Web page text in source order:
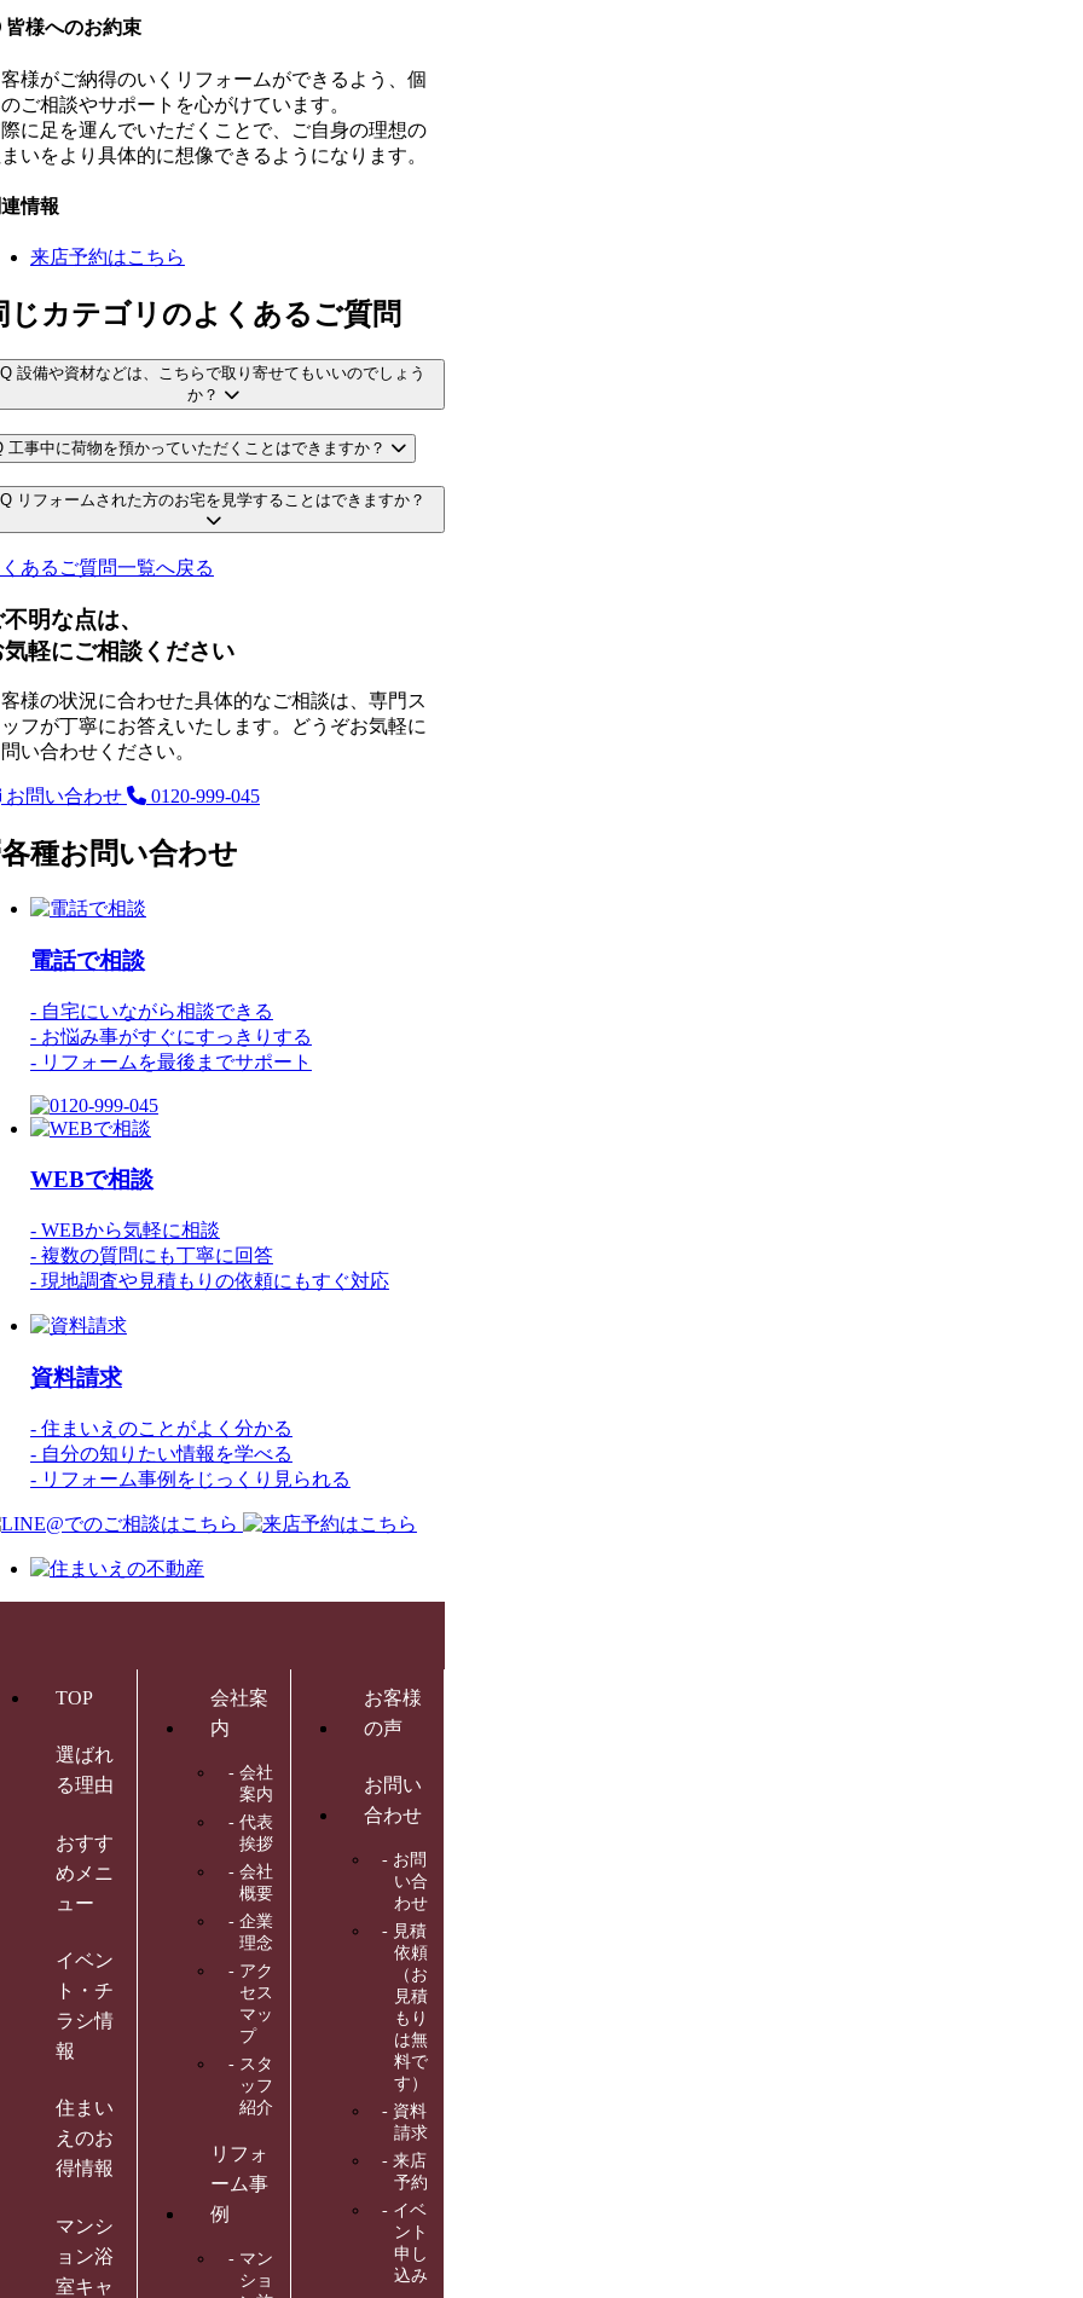
皆様へのお約束
様がご納得のいくリフォームができるよう、個
ご相談やサポートを心がけています。
に足を運んでいただくことで、ご自身の理想の
いをより具体的に想像できるようになります。
情報
来店予約はこちら
じカテゴリのよくあるご質問
Q 設備や資材などは、こちらで取り寄せてもいいのでしょう
か？
工事中に荷物を預かっていただくことはできますか？
Q リフォームされた方のお宅を見学することはできますか？
あるご質問一覧へ戻る
明な点は、
気軽にご相談ください
様の状況に合わせた具体的なご相談は、専門ス
フが丁寧にお答えいたします。どうぞお気軽に
い合わせください。
お問い合わせ 0120-999-045
電話で相談
- 自宅にいながら相談できる
- お悩み事がすぐにすっきりする
- リフォームを最後までサポート
WEBで相談
- WEBから気軽に相談
- 複数の質問にも丁寧に回答
- 現地調査や見積もりの依頼にもすぐ対応
資料請求
- 住まいえのことがよく分かる
- 自分の知りたい情報を学べる
- リフォーム事例をじっくり見られる
TOP
選ばれ
る理由
おすす
めメニ
ュー
イベン
ト・チ
ラシ情
報
住まい
えのお
得情報
マンシ
ョン浴
室キャ
会社案
内
会社
案内
代表
挨拶
会社
概要
企業
理念
アク
セス
マッ
プ
スタ
ッフ
紹介
リフォ
ーム事
例
マン
ショ
お客様
の声
お問い
合わせ
お問
い合
わせ
見積
依頼
（お
見積
もり
は無
料で
す）
資料
請求
来店
予約
イベ
ント
申し
込み